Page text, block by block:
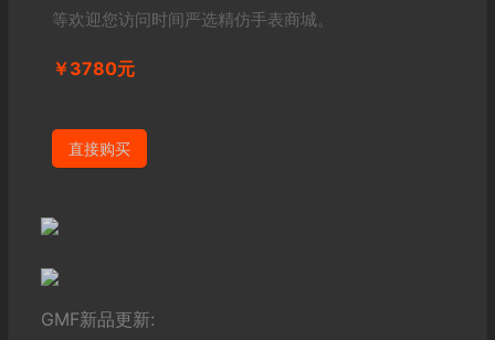
等欢迎您访问时间严选精仿手表商城。
￥3780元
直接购买
GMF新品更新: